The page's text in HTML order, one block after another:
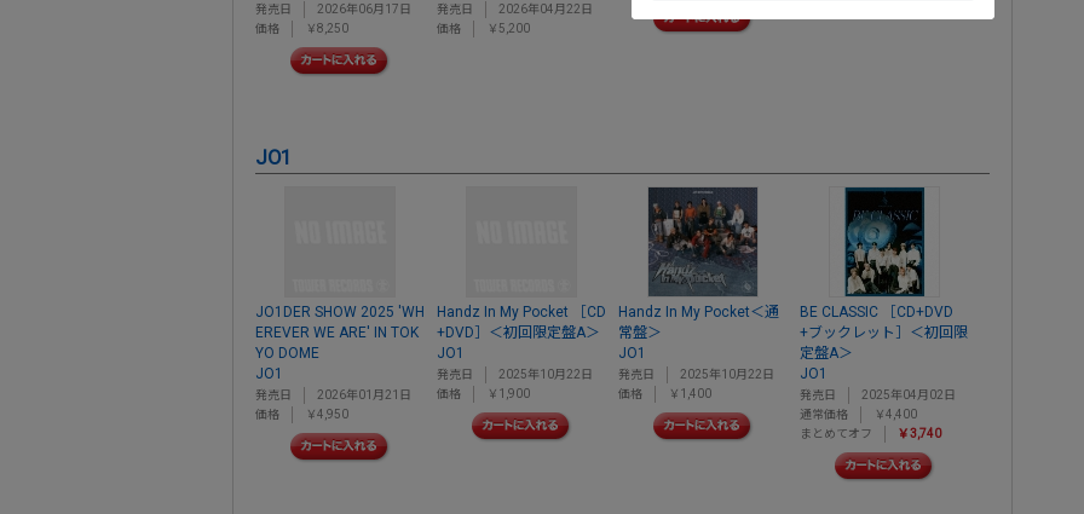
発売日
2026年06月17日
価格
￥8,250
発売日
2026年04月22日
価格
￥5,200
JO1
JO1DER SHOW 2025 'WH
EREVER WE ARE' IN TOK
YO DOME
JO1
発売日
2026年01月21日
価格
￥4,950
Handz In My Pocket ［CD
+DVD］＜初回限定盤A＞
JO1
発売日
2025年10月22日
価格
￥1,900
Handz In My Pocket＜通
常盤＞
JO1
発売日
2025年10月22日
価格
￥1,400
BE CLASSIC ［CD+DVD
+ブックレット］＜初回限
定盤A＞
JO1
発売日
2025年04月02日
通常価格
￥4,400
まとめてオフ
￥3,740